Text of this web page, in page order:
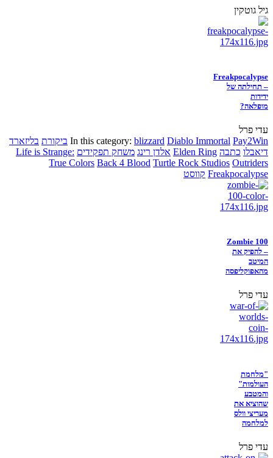
גיל גוטקין
Freakpocalypse
– תחילתה של
ידידות
מופלאה?
עדי פרל
In this category: blizzard Diablo Immortal Pay2Win ביקורת בליזארד
דיאבלו כתבה Elden Ring אלדן רינג משחק תפקידים Life is Strange:
True Colors Back 4 Blood Turtle Rock Studios Outriders
Freakpocalypse קווסט
Zombie 100
– להפיק את
המיטב
מהאפוקליפסה
עדי פרל
"מלחמת
העולמות"
והמטבע
שהוציא את
מעריצי וולס
למלחמה
עדי פרל